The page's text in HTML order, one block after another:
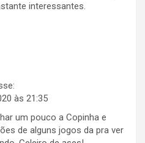
interessantes.
às 21:35
um pouco a Copinha e
de alguns jogos da pra ver